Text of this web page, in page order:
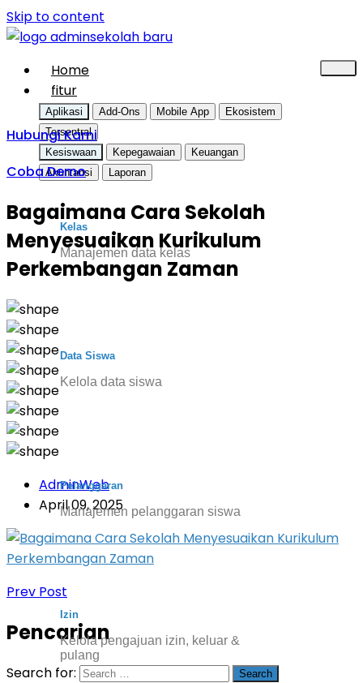
Skip to content
Home
fitur
Aplikasi Add-Ons Mobile App
Ekosistem
Tersentral
Kesiswaan
Kepegawaian
Keuangan
Akuntansi
Laporan
Kelas
Manajemen data kelas
Data Siswa
Kelola data siswa
Pelanggaran
Manajemen pelanggaran siswa
Izin
Kelola pengajuan izin, keluar &
pulang
Hubungi Kami
Coba Demo
Bagaimana Cara Sekolah
Menyesuaikan Kurikulum
Perkembangan Zaman
AdminWeb
April 09, 2025
Prev Post
Pencarian
Search for: